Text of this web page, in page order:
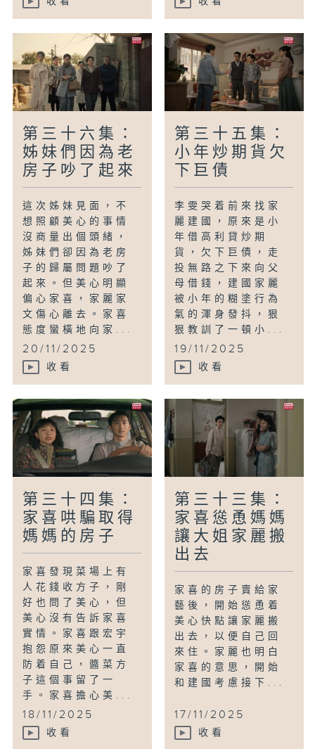
第三十六集：
姊妹們因為老
房子吵了起來
這次姊妹見面，不
想照顧美心的事情
沒商量出個頭緒，
姊妹們卻因為老房
子的歸屬問題吵了
起來。但美心明顯
偏心家喜，家麗家
文傷心離去。家喜
態度蠻橫地向家...
20/11/2025
收看
第三十五集：
小年炒期貨欠
下巨債
李雯哭着前來找家
麗建國，原來是小
年借高利貸炒期
貨，欠下巨債，走
投無路之下來向父
母借錢，建國家麗
被小年的糊塗行為
氣的渾身發抖，狠
狠教訓了一頓小...
19/11/2025
收看
第三十四集：
家喜哄騙取得
媽媽的房子
家喜發現菜場上有
人花錢收方子，剛
好也問了美心，但
美心沒有告訴家喜
實情。家喜跟宏宇
抱怨原來美心一直
防着自己，醬菜方
子這個事留了一
手。家喜擔心美...
18/11/2025
收看
第三十三集：
家喜慫恿媽媽
讓大姐家麗搬
出去
家喜的房子賣給家
藝後，開始慫恿着
美心快點讓家麗搬
出去，以便自己回
來住。家麗也明白
家喜的意思，開始
和建國考慮接下...
17/11/2025
收看